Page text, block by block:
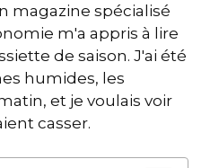
magazine spécialisé
m'a appris à lire
de saison. J'ai été
humides, les
et je voulais voir
casser.